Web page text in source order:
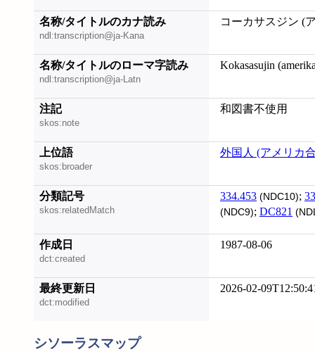
名称/タイトルのカナ読み
ndl:transcription@ja-Kana
コーカサスジン (
名称/タイトルのローマ字読み
ndl:transcription@ja-Latn
Kokasasujin
注記
skos:note
和図書不使用
上位語
skos:broader
外国人 (アメリカ
分類記号
skos:relatedMatch
334.453 (NDC10);
(NDC9); DC821
作成日
dct:created
1987-08-06
最終更新日
dct:modified
2026-02-
シソーラスマップ